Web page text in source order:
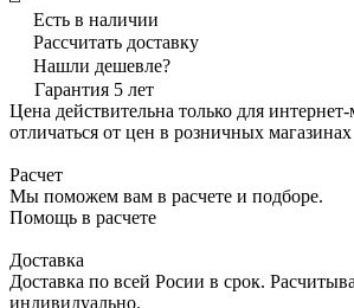
Есть в наличии
Рассчитать доставку
Нашли дешевле?
Гарантия 5 лет
Цена действительна только для
отличаться от цен в розничных магазинах
Расчет
Мы поможем вам в расчете и подборе.
Помощь в расчете
Доставка
Доставка по всей Росии в срок.
индивидуально.